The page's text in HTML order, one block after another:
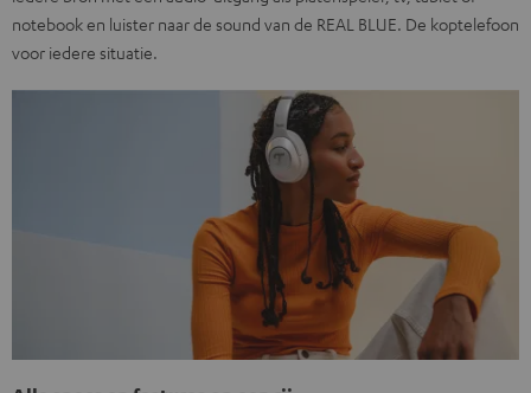
notebook en luister naar de sound van de REAL BLUE. De koptelefoon
voor iedere situatie.